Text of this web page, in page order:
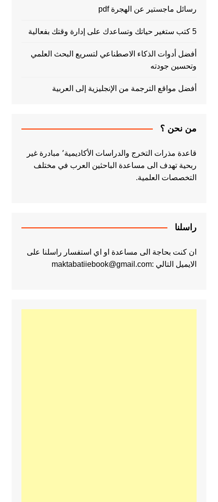
رسائل ماجستير عن الهجرة pdf
5 كتب ستغير حياتك وتساعدك على إدارة وقتك بفعالية
أفضل أدوات الذكاء الاصطناعي لتسريع البحث العلمي
وتحسين جودته
أفضل مواقع الترجمة من الإنجليزية إلى العربية
من نحن ؟
قاعدة مذرات التخرج والدراسات الأكاديمية٬ مبادرة غير
ربحية تهدف الى مساعدة الباحثين العرب في مختلف
التخصصات العلمية.
راسلنا
ان كنت بحاجة الى مساعدة او اي استفسار راسلنا على
الايميل التالي :maktabatiiebook@gmail.com